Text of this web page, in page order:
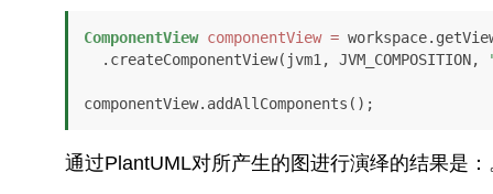
ComponentView componentView =
  .createComponentView(jvm1, JVM_COMPOSITION,
componentView.addAllComponents();
通过PlantUML对所产生的图进行演绎的结果是：